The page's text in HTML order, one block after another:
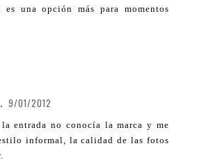
es una opción más para momentos
9/01/2012
entrada no conocía la marca y me
informal, la calidad de las fotos